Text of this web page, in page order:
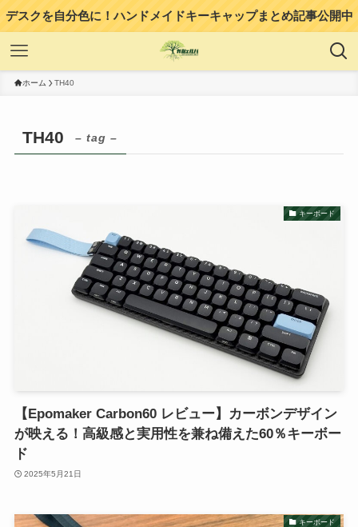
デスクを自分色に！ハンドメイドキーキャップまとめ記事公開中
ホーム TH40
TH40 – tag –
キーボード
【Epomaker Carbon60 レビュー】カーボンデザイン
が映える！高級感と実用性を兼ね備えた60％キーボー
ド
2025年5月21日
キーボード